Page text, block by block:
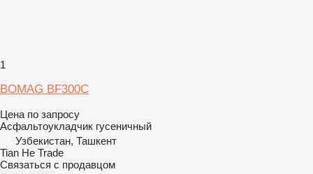
1
BOMAG BF300С
Цена по запросу
Асфальтоукладчик гусеничный
Узбекистан, Ташкент
Tian He Trade
Связаться с продавцом